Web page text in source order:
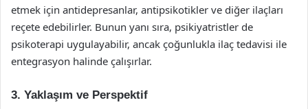
etmek için antidepresanlar, antipsikotikler ve diğer ilaçları
reçete edebilirler. Bunun yanı sıra, psikiyatristler de
psikoterapi uygulayabilir, ancak çoğunlukla ilaç tedavisi ile
entegrasyon halinde çalışırlar.
3. Yaklaşım ve Perspektif